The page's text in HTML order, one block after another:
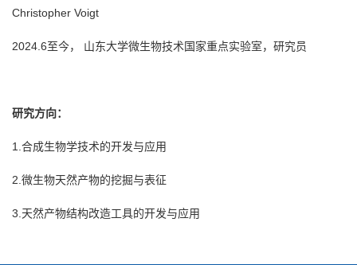
Christopher Voigt
2024.6至今， 山东大学微生物技术国家重点实验室，研究员
研究方向：
1.合成生物学技术的开发与应用
2.微生物天然产物的挖掘与表征
3.天然产物结构改造工具的开发与应用